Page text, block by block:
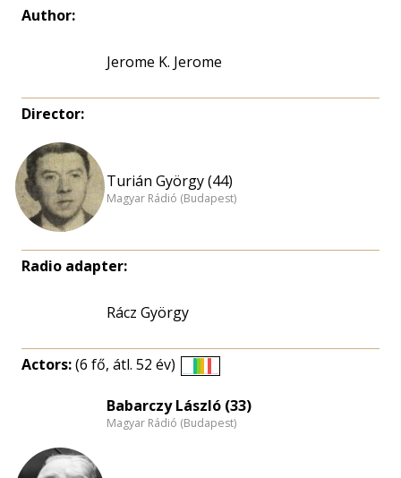
Author:
Jerome K. Jerome
Director:
Turián György (44)
Magyar Rádió (Budapest)
Radio adapter:
Rácz György
Actors:(6 fő, átl. 52 év)
eloszlás
nagyítása
Babarczy László (33)
Magyar Rádió (Budapest)